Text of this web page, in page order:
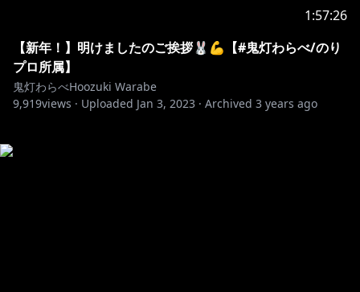
1:57:26
【新年！】明けましたのご挨拶🐰💪【#鬼灯わらべ/のり
プロ所属】
鬼灯わらべHoozuki Warabe
9,919views · Uploaded Jan 3, 2023 · Archived 3 years ago